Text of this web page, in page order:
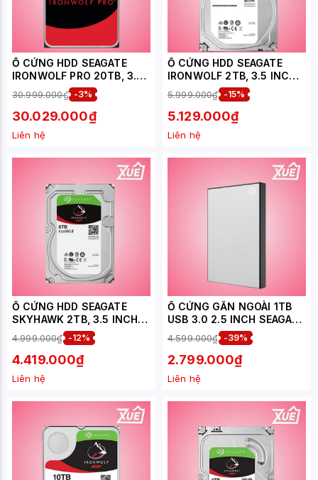
Ổ CỨNG HDD SEAGATE
IRONWOLF PRO 20TB, 3.5
INCH, 7200RPM, SATA,
256MB CACHE
(ST20000NT001)
30.999.000₫ -3%
30.029.000₫
Liên hệ
Ổ CỨNG HDD SEAGATE
IRONWOLF 2TB, 3.5 INCH,
5400RPM, SATA, 256MB
CACHE (ST2000VN003)
5.999.000₫ -15%
5.129.000₫
Liên hệ
Ổ CỨNG HDD SEAGATE
SKYHAWK 2TB, 3.5 INCH,
5400RPM, SATA, 256MB
CACHE (ST2000VX017)
4.999.000₫ -12%
4.419.000₫
Liên hệ
Ổ CỨNG GẮN NGOÀI 1TB
USB 3.0 2.5 INCH SEAGATE
ONE TOUCH BẠC -
STKY1000401
4.599.000₫ -39%
2.799.000₫
Liên hệ